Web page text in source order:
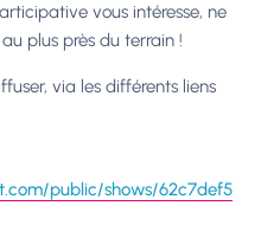
vous intéresse, ne
plus près du terrain !
via les différents liens
public/shows/62c7def5